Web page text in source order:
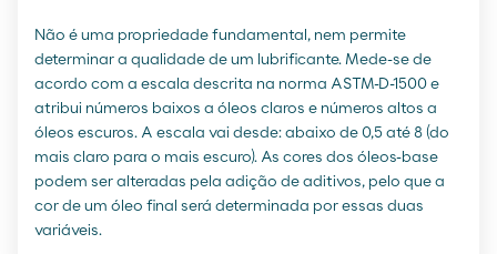
Não é uma propriedade fundamental, nem permite
determinar a qualidade de um lubrificante. Mede-se de
acordo com a escala descrita na norma ASTM-D-1500 e
atribui números baixos a óleos claros e números altos a
óleos escuros. A escala vai desde: abaixo de 0,5 até 8 (do
mais claro para o mais escuro). As cores dos óleos-base
podem ser alteradas pela adição de aditivos, pelo que a
cor de um óleo final será determinada por essas duas
variáveis.